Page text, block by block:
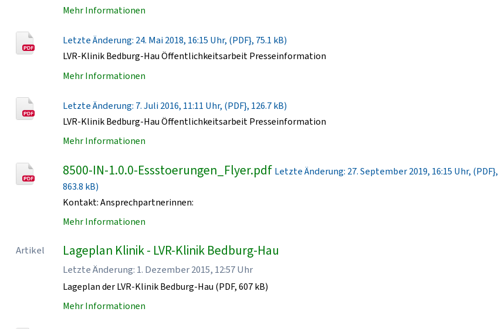
Mehr Informationen
Letzte Änderung: 24. Mai 2018, 16:15 Uhr, (PDF}, 75.1 kB)
LVR-Klinik Bedburg-Hau Öffentlichkeitsarbeit Presseinformation
Mehr Informationen
Letzte Änderung: 7. Juli 2016, 11:11 Uhr, (PDF}, 126.7 kB)
LVR-Klinik Bedburg-Hau Öffentlichkeitsarbeit Presseinformation
Mehr Informationen
8500-IN-1.0.0-Essstoerungen_Flyer.pdf Letzte Änderung: 27. September 2019, 16:15 Uhr, (PDF},
863.8 kB)
Kontakt: Ansprechpartnerinnen:
Mehr Informationen
Artikel Lageplan Klinik - LVR-Klinik Bedburg-Hau
Letzte Änderung: 1. Dezember 2015, 12:57 Uhr
Lageplan der LVR-Klinik Bedburg-Hau (PDF, 607 kB)
Mehr Informationen